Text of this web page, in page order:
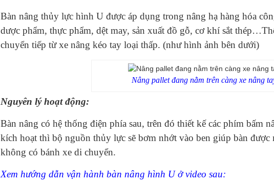
Bàn nâng thủy lực hình U được áp dụng trong nâng hạ hàng hóa
dược phẩm, thực phẩm, dệt may, sản xuất đồ gỗ, cơ khí sắt
chuyển tiếp từ xe nâng kéo tay loại thấp. (như hình ảnh bên dưới)
Nâng pallet đang nằm trên càng xe nâng
Nguyên lý hoạt động:
Bàn nâng có hệ thống điện phía sau, trên đó thiết kế các phím bấm
kích hoạt thì bộ nguồn thủy lực sẽ bơm nhớt vào ben giúp bàn
không có bánh xe di chuyển.
Xem hướng dẫn vận hành bàn nâng hình U ở video sau: